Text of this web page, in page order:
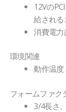
12Vの
給され
消費電力
環境関連
動作温度
フォームファク
3/4長さ